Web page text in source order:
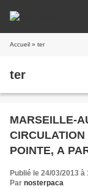
Accueil » ter
ter
MARSEILLE-
POINTE, A
Publié le 24/03/2013 à
Par nosterpaca